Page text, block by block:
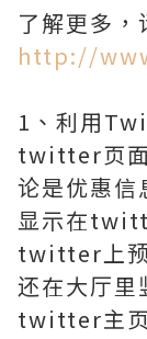
了解更多，
http://
1、利用
twitter页面
论是优惠信
显示在
twitter上预
还在大厅里
twitter主页